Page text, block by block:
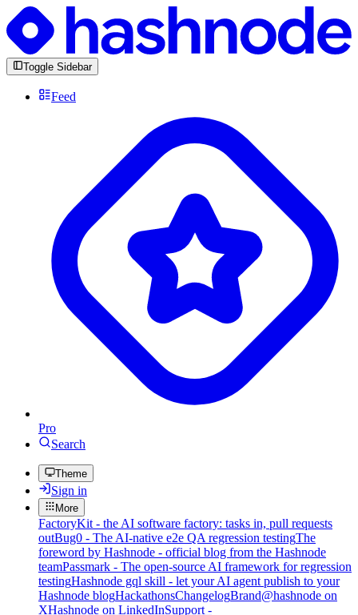
Toggle Sidebar
Feed
Pro
Search
Theme
Sign in
More
FactoryKit - the AI software factory: tasks in, pull requests
outBug0 - The AI-native e2e QA regression testingThe
foreword by Hashnode - official blog from the Hashnode
teamPassmark - The open-source AI framework for regression
testingHashnode gql skill - let your AI agent publish to your
Hashnode blogHackathonsChangelogBrand@hashnode on
XHashnode on LinkedInSupport -